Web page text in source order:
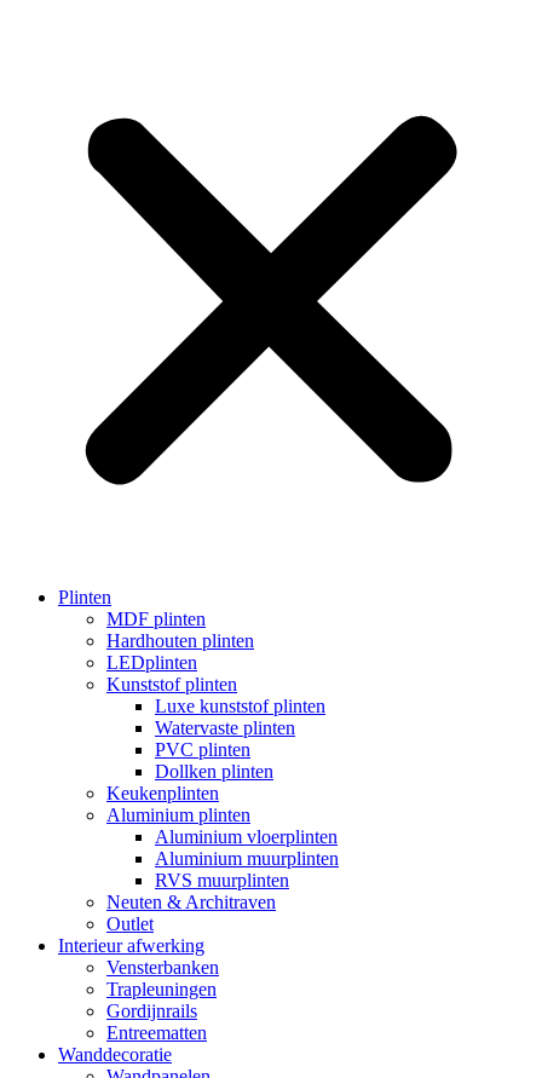
Plinten
MDF plinten
Hardhouten plinten
LEDplinten
Kunststof plinten
Luxe kunststof plinten
Watervaste plinten
PVC plinten
Dollken plinten
Keukenplinten
Aluminium plinten
Aluminium vloerplinten
Aluminium muurplinten
RVS muurplinten
Neuten & Architraven
Outlet
Interieur afwerking
Vensterbanken
Trapleuningen
Gordijnrails
Entreematten
Wanddecoratie